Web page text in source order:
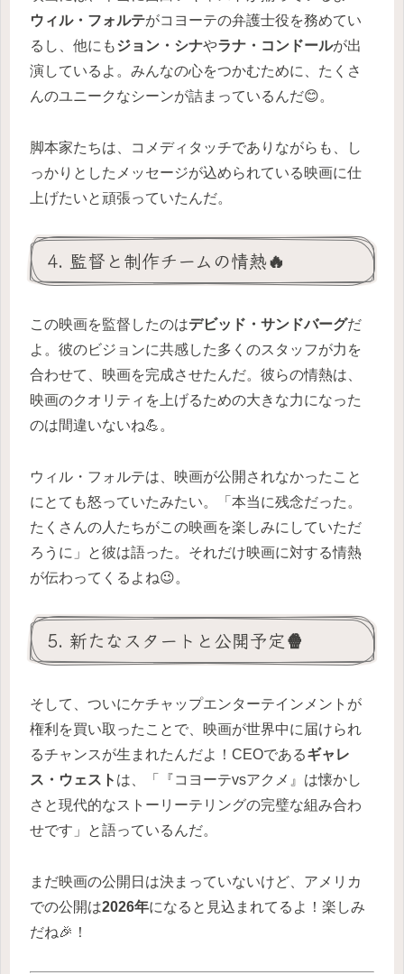
ウィル・フォルテがコヨーテの弁護士役を務めてい
るし、他にもジョン・シナやラナ・コンドールが出
演しているよ。みんなの心をつかむために、たくさ
んのユニークなシーンが詰まっているんだ😊。
脚本家たちは、コメディタッチでありながらも、し
っかりとしたメッセージが込められている映画に仕
上げたいと頑張っていたんだ。
4. 監督と制作チームの情熱🔥
この映画を監督したのはデビッド・サンドバーグだ
よ。彼のビジョンに共感した多くのスタッフが力を
合わせて、映画を完成させたんだ。彼らの情熱は、
映画のクオリティを上げるための大きな力になった
のは間違いないね💪。
ウィル・フォルテは、映画が公開されなかったこと
にとても怒っていたみたい。「本当に残念だった。
たくさんの人たちがこの映画を楽しみにしていただ
ろうに」と彼は語った。それだけ映画に対する情熱
が伝わってくるよね😉。
5. 新たなスタートと公開予定🍿
そして、ついにケチャップエンターテインメントが
権利を買い取ったことで、映画が世界中に届けられ
るチャンスが生まれたんだよ！CEOであるギャレ
ス・ウェスト は、「『コヨーテvsアクメ』は懐かし
さと現代的なストーリーテリングの完璧な組み合わ
せです」と語っているんだ。
まだ映画の公開日は決まっていないけど、アメリカ
での公開は2026年になると見込まれてるよ！楽しみ
だね🎉！